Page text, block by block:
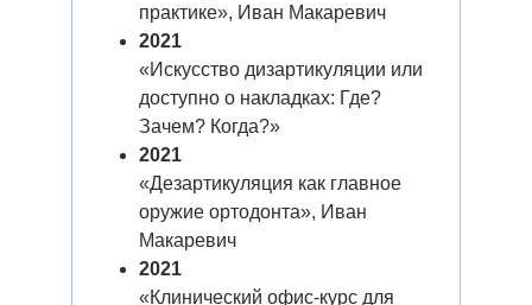
практике», Иван Макаревич
2021
«Искусство дизартикуляции или
доступно о накладках: Где?
Зачем? Когда?»
2021
«Дезартикуляция как главное
оружие ортодонта», Иван
Макаревич
2021
«Клинический офис-курс для